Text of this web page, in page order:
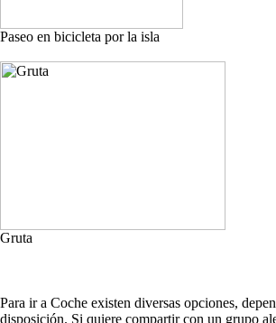
Paseo en bicicleta por la isla
Gruta
Para ir a Coche existen diversas opciones,
disposición. Si quiere compartir con un grupo